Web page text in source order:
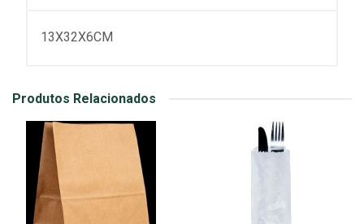
13X32X6CM
Produtos Relacionados